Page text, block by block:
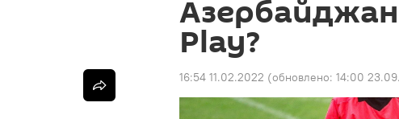
Play?
16:54 11.02.2022 (обновлено: 14:00